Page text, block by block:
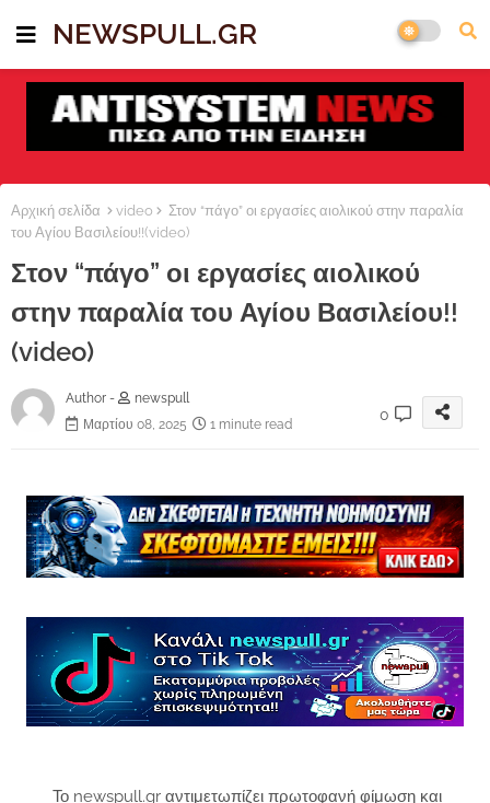
NEWSPULL.GR
Αρχική σελίδα video
Στον “πάγο” οι εργασίες αιολικού στην παραλία
του Αγίου Βασιλείου!!(video)
Στον “πάγο” οι εργασίες αιολικού
στην παραλία του Αγίου Βασιλείου!!
(video)
Author -
newspull
Μαρτίου 08, 2025
1 minute read
0
Το newspull.gr αντιμετωπίζει πρωτοφανή φίμωση και